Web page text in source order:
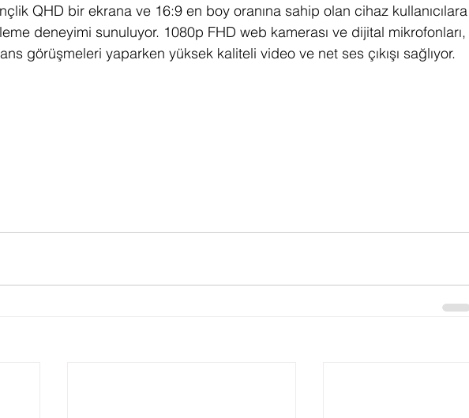
QHD bir ekrana ve 16:9 en boy oranına sahip olan cihaz kullanıcılara
deneyimi sunuluyor. 1080p FHD web kamerası ve dijital mikrofonları,
görüşmeleri yaparken yüksek kaliteli video ve net ses çıkışı sağlıyor.